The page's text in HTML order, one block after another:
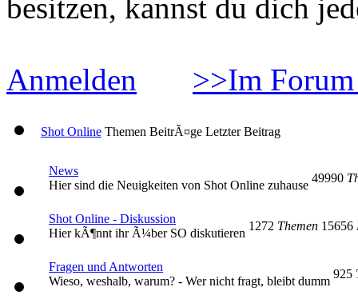
besitzen, kannst du dich
Anmelden >>Im
Shot Online Themen BeitrÃ¤ge Letzter Beitrag
News
Hier sind die Neuigkeiten von Shot Online zuhause
49990
Shot Online - Diskussion
Hier kÃ¶nnt ihr Ã¼ber SO diskutieren
1272 Themen 15656
Fragen und Antworten
Wieso, weshalb, warum? - Wer nicht fragt, bleibt dumm
925